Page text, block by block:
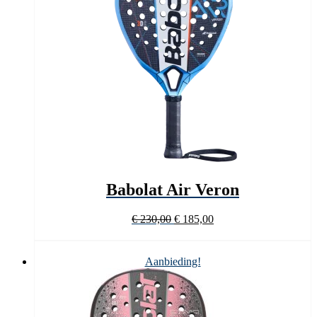
Babolat Air Veron
€230,00 Oorspronkelijke
€ 230,00.
€ 185,00Huidige
Aanbieding!